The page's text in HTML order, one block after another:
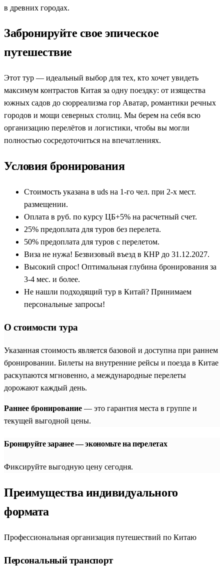
в древних городах.
Забронируйте свое эпическое
путешествие
Этот тур — идеальный выбор для тех, кто хочет увидеть
максимум контрастов Китая за одну поездку: от изящества
южных садов до сюрреализма гор Аватар, романтики речных
городов и мощи северных столиц. Мы берем на себя всю
организацию перелётов и логистики, чтобы вы могли
полностью сосредоточиться на впечатлениях.
Условия бронирования
Стоимость указана в uds на 1-го чел. при 2-х мест.
размещении.
Оплата в руб. по курсу ЦБ+5% на расчетный счет.
25% предоплата для туров без перелета.
50% предоплата для туров с перелетом.
Виза не нужа! Безвизовый въезд в КНР до 31.12.2027.
Высокий спрос! Оптимальная глубина бронирования за
3-4 мес. и более.
Не нашли подходящий тур в Китай? Принимаем
персональные запросы!
О стоимости тура
Указанная стоимость является базовой и доступна при раннем
бронировании. Билеты на внутренние рейсы и поезда в Китае
раскупаются мгновенно, а международные перелеты
дорожают каждый день.
Раннее бронирование — это гарантия места в группе и
текущей выгодной цены.
Бронируйте заранее — экономьте на перелетах
Фиксируйте выгодную цену сегодня.
Преимущества индивидуального
формата
Профессиональная организация путешествий по Китаю
Персональный транспорт